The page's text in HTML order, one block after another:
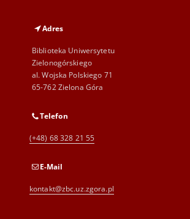
Adres
Biblioteka Uniwersytetu
Zielonogórskiego
al. Wojska Polskiego 71
65-762 Zielona Góra
Telefon
(+48) 68 328 21 55
E-Mail
kontakt@zbc.uz.zgora.pl